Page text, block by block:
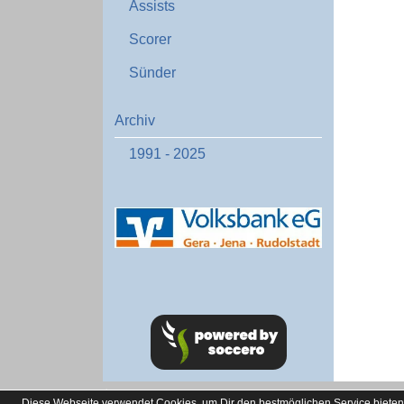
Assists
Scorer
Sünder
Archiv
1991 - 2025
soccero.de